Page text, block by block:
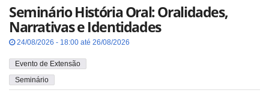
Seminário História Oral: Oralidades,
Narrativas e Identidades
24/08/2026 - 18:00 até 26/08/2026
Evento de Extensão
Seminário